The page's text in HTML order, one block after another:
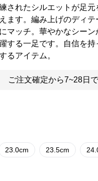
されたシルエットが足
ます。編み上げのディ
マッチ。華やかなシーン
する一足です。自信を
るアイテム。
ご注文確定から7~28日
23.0cm 23.5cm